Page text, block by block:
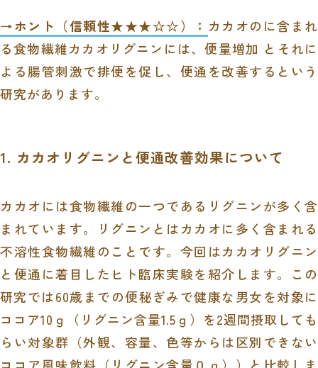
→ホント（信頼性★★★☆☆）： カカオのに含まれ
る食物繊維カカオリグニンには、便量増加 とそれに
よる腸管刺激で排便を促し、便通を改善するという
研究があります。
1. カカオリグニンと便通改善効果について
カカオには食物繊維の一つであるリグニンが多く含
まれています。リグニンとはカカオに多く含まれる
不溶性食物繊維のことです。今回はカカオリグニン
と便通に着目したヒト臨床実験を紹介します。この
研究では60歳までの便秘ぎみで健康な男女を対象に
ココア10 ｇ（リグニン含量1.5 ｇ）を2週間摂取しても
らい対象群（外観、容量、色等からは区別できない